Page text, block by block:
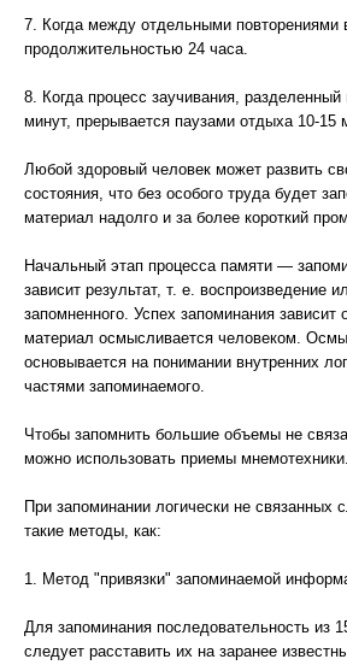
7. Когда между отдельными повторениями
продолжительностью 24 часа.
8. Когда процесс заучивания, разделенный
минут, прерывается паузами отдыха 10-15
Любой здоровый человек может развить
состояния, что без особого труда будет
материал надолго и за более короткий
Начальный этап процесса памяти —
зависит результат, т. е. воспроизведение
запомненного. Успех запоминания зависит
материал осмысливается человеком.
основывается на понимании внутренних
частями запоминаемого.
Чтобы запомнить большие объемы не
можно использовать приемы мнемотехники.
При запоминании логически не связанных
такие методы, как:
1. Метод "привязки" запоминаемой
Для запоминания последовательность из
следует расставить их на заранее